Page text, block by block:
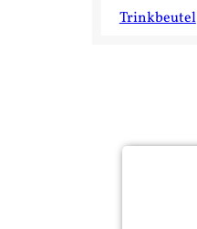
Trinkbeutel